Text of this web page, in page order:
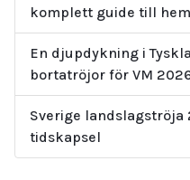
komplett guide till
En djupdykning i
bortatröjor för VM
Sverige landslagströja
tidskapsel